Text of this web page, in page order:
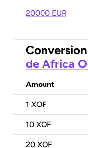
20000 EUR
de Africa
Amount
1 XOF
10 XOF
20 XOF